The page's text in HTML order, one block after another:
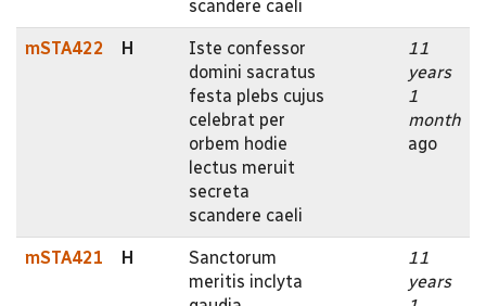
scandere caeli
mSTA422 H
Iste confessor
domini sacratus
festa plebs cujus
celebrat per
orbem hodie
lectus meruit
secreta
scandere caeli
11
years
1
month
ago
mSTA421 H
Sanctorum
meritis inclyta
11
years